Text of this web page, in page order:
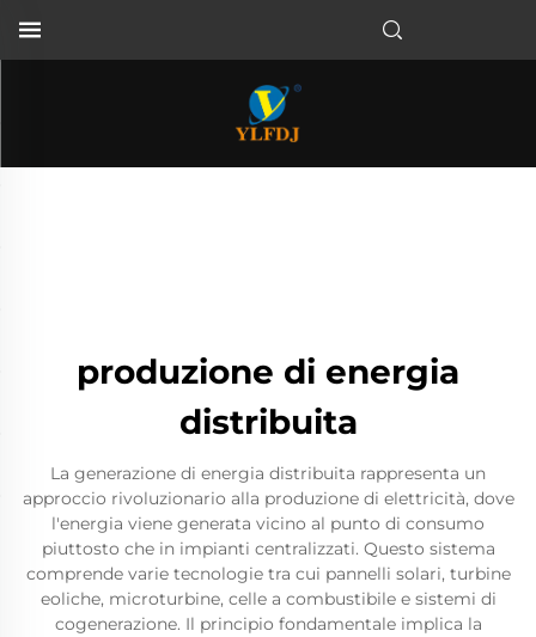
produzione di energia
distribuita
La generazione di energia distribuita rappresenta un
approccio rivoluzionario alla produzione di elettricità, dove
l'energia viene generata vicino al punto di consumo
piuttosto che in impianti centralizzati. Questo sistema
comprende varie tecnologie tra cui pannelli solari, turbine
eoliche, microturbine, celle a combustibile e sistemi di
cogenerazione. Il principio fondamentale implica la